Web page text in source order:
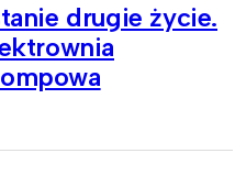
drugie życie.